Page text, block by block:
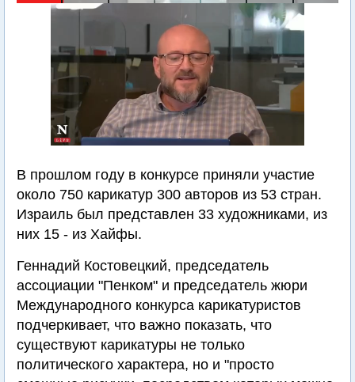
В прошлом году в конкурсе приняли участие
около 750 карикатур 300 авторов из 53 стран.
Израиль был представлен 33 художниками, из
них 15 - из Хайфы.
Геннадий Костовецкий, председатель
ассоциации "Пенком" и председатель жюри
Международного конкурса карикатуристов
подчеркивает, что важно показать, что
существуют карикатуры не только
политического характера, но и "просто